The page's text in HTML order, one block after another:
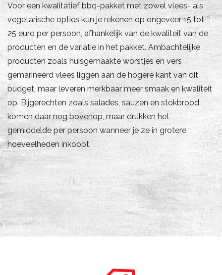
Voor een kwalitatief bbq-pakket met zowel vlees- als
vegetarische opties kun je rekenen op ongeveer 15 tot
25 euro per persoon, afhankelijk van de kwaliteit van de
producten en de variatie in het pakket. Ambachtelijke
producten zoals huisgemaakte worstjes en vers
gemarineerd vlees liggen aan de hogere kant van dit
budget, maar leveren merkbaar meer smaak en kwaliteit
op. Bijgerechten zoals salades, sauzen en stokbrood
komen daar nog bovenop, maar drukken het
gemiddelde per persoon wanneer je ze in grotere
hoeveelheden inkoopt.